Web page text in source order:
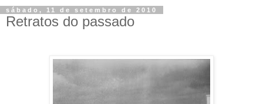
sábado, 11 de setembro de 2010
Retratos do passado